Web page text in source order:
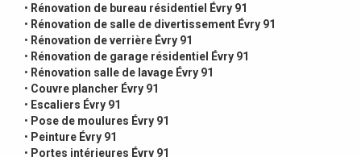
• Rénovation de bureau résidentiel Évry 91
• Rénovation de salle de divertissement Évry 91
• Rénovation de verrière Évry 91
• Rénovation de garage résidentiel Évry 91
• Rénovation salle de lavage Évry 91
• Couvre plancher Évry 91
• Escaliers Évry 91
• Pose de moulures Évry 91
• Peinture Évry 91
• Portes intérieures Évry 91